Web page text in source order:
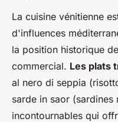
La cuisine vénitienne
d'influences
la position historique
commercial. Les plats
al nero di seppia
sarde in saor (sardines
incontournables qui